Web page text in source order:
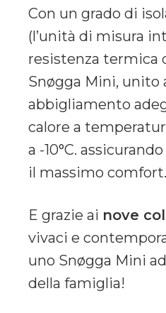
Con un grado di
(l’unità di misura
resistenza termica
Snøgga Mini, unito
abbigliamento
calore a
a -10°C.
il massimo comfort.
E grazie ai nove
vivaci e
uno Snøgga Mini
della famiglia!